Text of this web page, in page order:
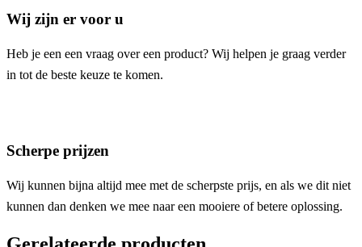
Wij zijn er voor u
Heb je een een vraag over een product? Wij helpen je graag verder
in tot de beste keuze te komen.
Scherpe prijzen
Wij kunnen bijna altijd mee met de scherpste prijs, en als we dit niet
kunnen dan denken we mee naar een mooiere of betere oplossing.